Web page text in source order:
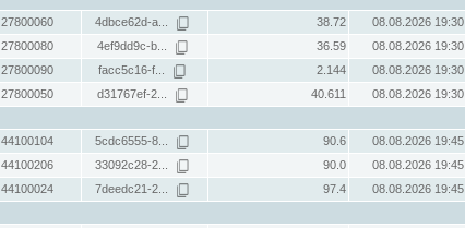
27800060 4dbce62d-a... 38.72
08.08.2026 19:30
27800080 4ef9dd9c-b... 36.59
08.08.2026 19:30
27800090 facc5c16-f... 2.144
08.08.2026 19:30
27800050 d31767ef-2... 40.611
08.08.2026 19:30
44100104 5cdc6555-8... 90.6
08.08.2026 19:45
44100206 33092c28-2... 90.0
08.08.2026 19:45
44100024 7deedc21-2... 97.4
08.08.2026 19:45